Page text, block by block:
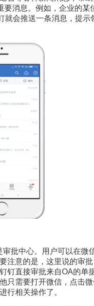
要消息。例如，企业的某
就会推送一条消息，提示
批中心。用户可以在微信
注意的是，这里说的审批
钉直接审批来自OA的单据
只需要打开微信，点击
行相关操作了。